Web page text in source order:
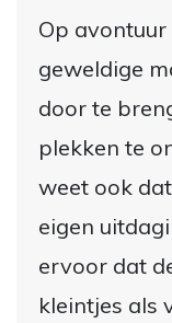
Op
geweldige
door te
plekken te
weet ook
eigen
ervoor dat
kleintjes als